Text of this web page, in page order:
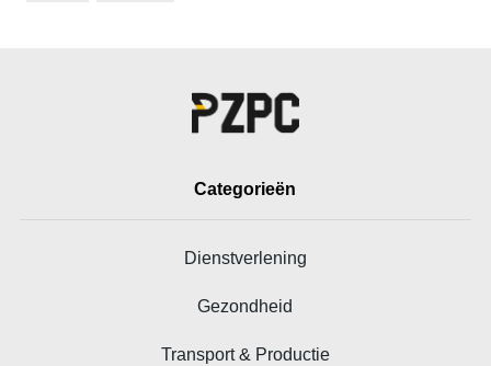
Categorieën
Dienstverlening
Gezondheid
Transport & Productie